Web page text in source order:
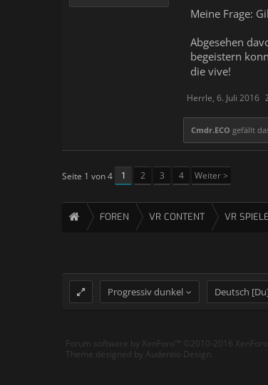
Meine Frage:
Abgesehen
begeistern
die vive!
Herrle, 6. Juli 2016
Cmdr.ECO gefällt
Seite 1 von 4 1 2 3 4 Weiter >
FOREN VR CONTENT VR
Progressiv dunkel Deutsch
Forum software by XenForo™ ©2010-2016
Theme designed by Audentio Design.